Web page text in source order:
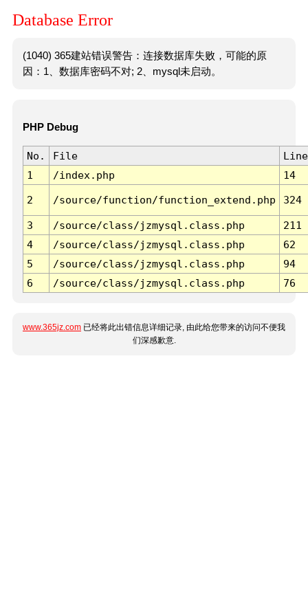
Database Error
(1040) 365建站错误警告：连接数据库失败，可能的原
因：1、数据库密码不对; 2、mysql未启动。
PHP Debug
No. File
Line
1
/index.php 14
2 /source/function/function_extend.php 324
3 /source/class/jzmysql.class.php
211
4
/source/class/jzmysql.class.php
62
5
/source/class/jzmysql.class.php
94
6
/source/class/jzmysql.class.php 76
www.365jz.com 已经将此出错信息详细记录, 由此给您带来的访问不便我
们深感歉意.